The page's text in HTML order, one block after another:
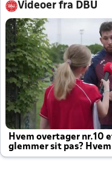
Videoer fra DBU
Hvem overtager nr.10
glemmer sit pas?
altid til efter kampe?